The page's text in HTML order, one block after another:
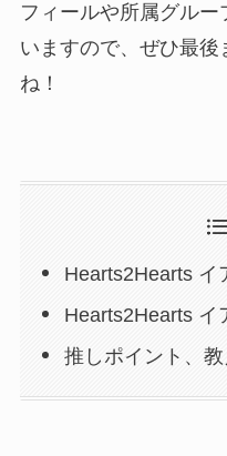
フィールや所属グル
いますので、ぜひ最
ね！
Hearts2Hearts イ
Hearts2Hearts イ
推しポイント、教